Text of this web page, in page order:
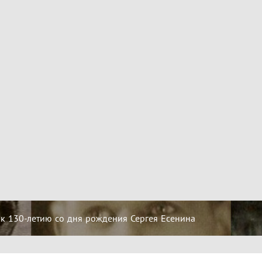
130-летию со дня рождения Сергея Есенина